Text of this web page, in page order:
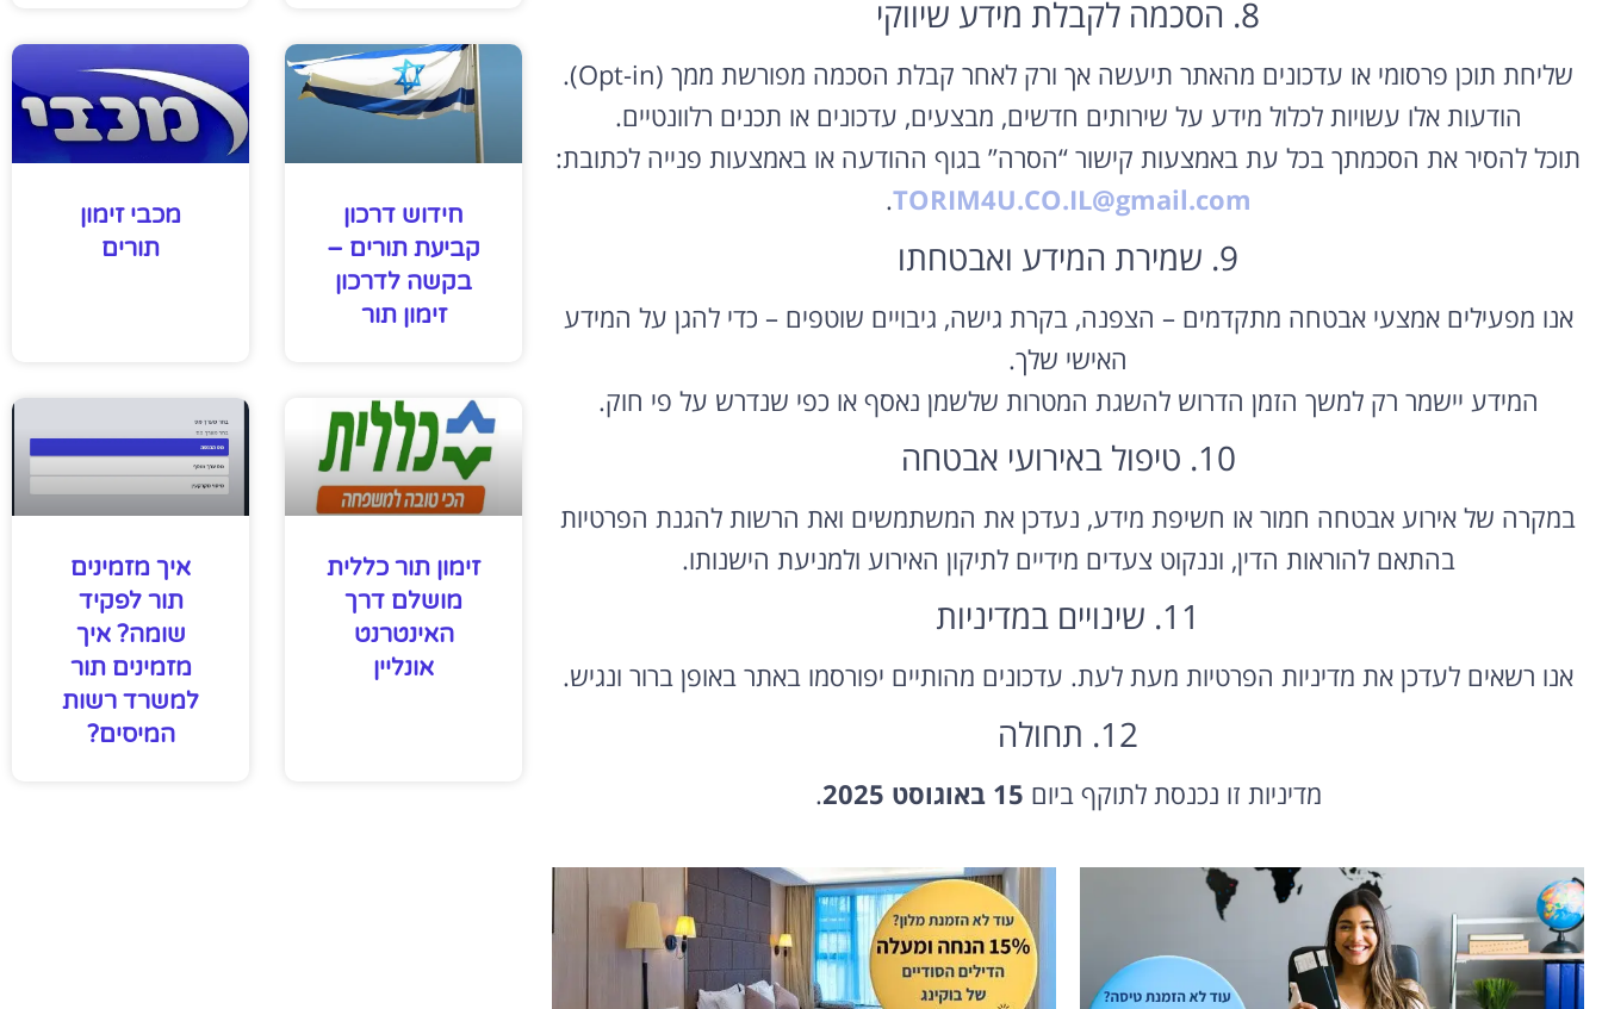
8. הסכמה לקבלת מידע שיווקי
שליחת תוכן פרסומי או עדכונים מהאתר תיעשה אך ורק לאחר קבלת הסכמה מפורשת ממך (Opt-in).
הודעות אלו עשויות לכלול מידע על שירותים חדשים, מבצעים, עדכונים או תכנים רלוונטיים.
תוכל להסיר את הסכמתך בכל עת באמצעות קישור “הסרה” בגוף ההודעה או באמצעות פנייה לכתובת:
TORIM4U.CO.IL@gmail.com
.
9. שמירת המידע ואבטחתו
אנו מפעילים אמצעי אבטחה מתקדמים – הצפנה, בקרת גישה, גיבויים שוטפים – כדי להגן על המידע
האישי שלך.
המידע יישמר רק למשך הזמן הדרוש להשגת המטרות שלשמן נאסף או כפי שנדרש על פי חוק.
10. טיפול באירועי אבטחה
במקרה של אירוע אבטחה חמור או חשיפת מידע, נעדכן את המשתמשים ואת הרשות להגנת הפרטיות
בהתאם להוראות הדין, וננקוט צעדים מידיים לתיקון האירוע ולמניעת הישנותו.
11. שינויים במדיניות
אנו רשאים לעדכן את מדיניות הפרטיות מעת לעת. עדכונים מהותיים יפורסמו באתר באופן ברור ונגיש.
12. תחולה
מדיניות זו נכנסת לתוקף ביום 15 באוגוסט 2025 .
חידוש דרכון
קביעת תורים –
בקשה לדרכון
זימון תור
מכבי זימון
תורים
זימון תור כללית
מושלם דרך
האינטרנט
אונליין
איך מזמינים
תור לפקיד
שומה? איך
מזמינים תור
למשרד רשות
המיסים?